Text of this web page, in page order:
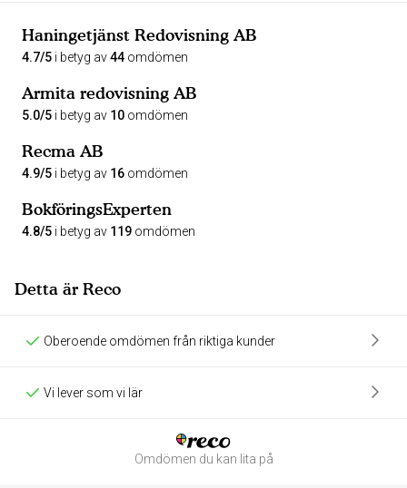
Haningetjänst Redovisning AB
4.7/5 i betyg av44 omdömen
Armita redovisning AB
5.0/5 i betyg av 10 omdömen
Recma AB
4.9/5 i betyg av 16 omdömen
BokföringsExperten
4.8/5 i betyg av 119 omdömen
Detta är Reco
Oberoende omdömen från riktiga kunder
Vi lever som vi lär
Omdömen du kan lita på